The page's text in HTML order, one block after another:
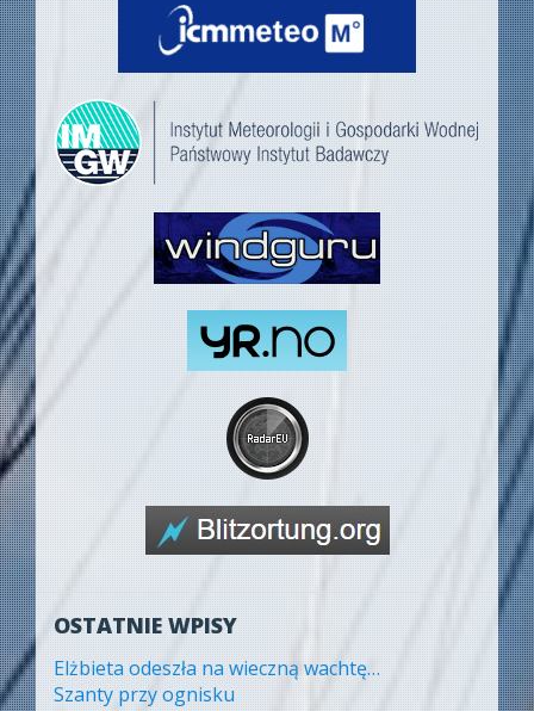
OSTATNIE WPISY
Elżbieta odeszła na wieczną wachtę…
Szanty przy ognisku